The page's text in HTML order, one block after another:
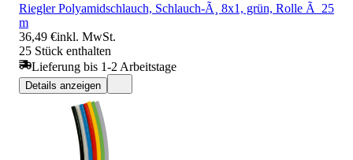
Riegler Polyamidschlauch, Schlauch-Ã¸ 8x1, grün, Rolle Ã 25
m
36,49 €inkl. MwSt.
25 Stück enthalten
Lieferung bis 1-2 Arbeitstage
Details anzeigen